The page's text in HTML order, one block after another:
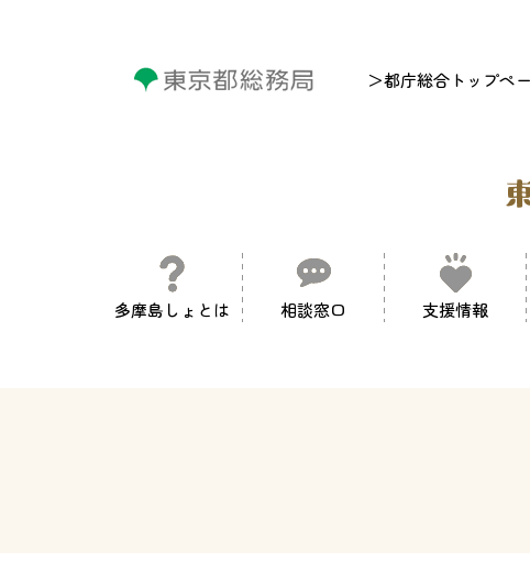
＞都庁総合トップペ
多摩島しょとは 相談窓口 支援情報